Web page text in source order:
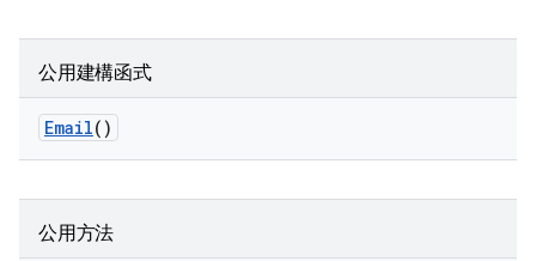
公用建構函式
Email()
公用方法